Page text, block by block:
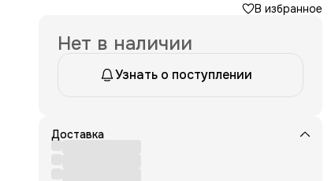
В избранное
Нет в наличии
Узнать о поступлении
Доставка